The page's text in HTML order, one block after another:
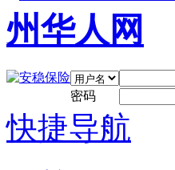
密码
快捷导航